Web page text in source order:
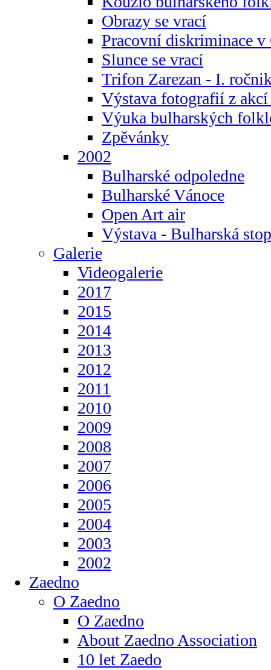
Obrazy se vrací
Pracovní diskriminace
Slunce se vrací
Trifon Zarezan - I.
Výstava fotografií z akcí
Výuka bulharských
Zpěvánky
2002
Bulharské odpoledne
Bulharské Vánoce
Open Art air
Výstava - Bulharská
Galerie
Videogalerie
2017
2015
2014
2013
2012
2011
2010
2009
2008
2007
2006
2005
2004
2003
2002
Zaedno
O Zaedno
O Zaedno
About Zaedno Association
10 let Zaedo